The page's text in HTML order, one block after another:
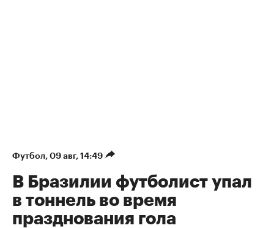
Футбол⁠, 09 авг, 14:49
В Бразилии футболист упал
в тоннель во время
празднования гола